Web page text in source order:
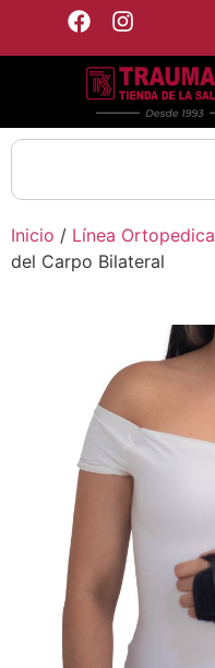
Inicio / Línea Ortopedica
del Carpo Bilateral